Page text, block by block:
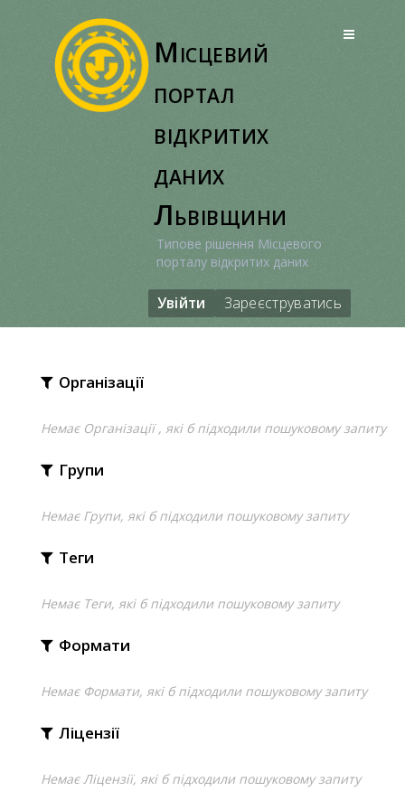
Місцевий
портал
відкритих
даних
Львівщини
Типове рішення Місцевого
порталу відкритих даних
Увійти Зареєструватись
Організації
Немає Організації , які б підходили пошуковому запиту
Групи
Немає Групи, які б підходили пошуковому запиту
Теги
Немає Теги, які б підходили пошуковому запиту
Формати
Немає Формати, які б підходили пошуковому запиту
Ліцензії
Немає Ліцензії, які б підходили пошуковому запиту